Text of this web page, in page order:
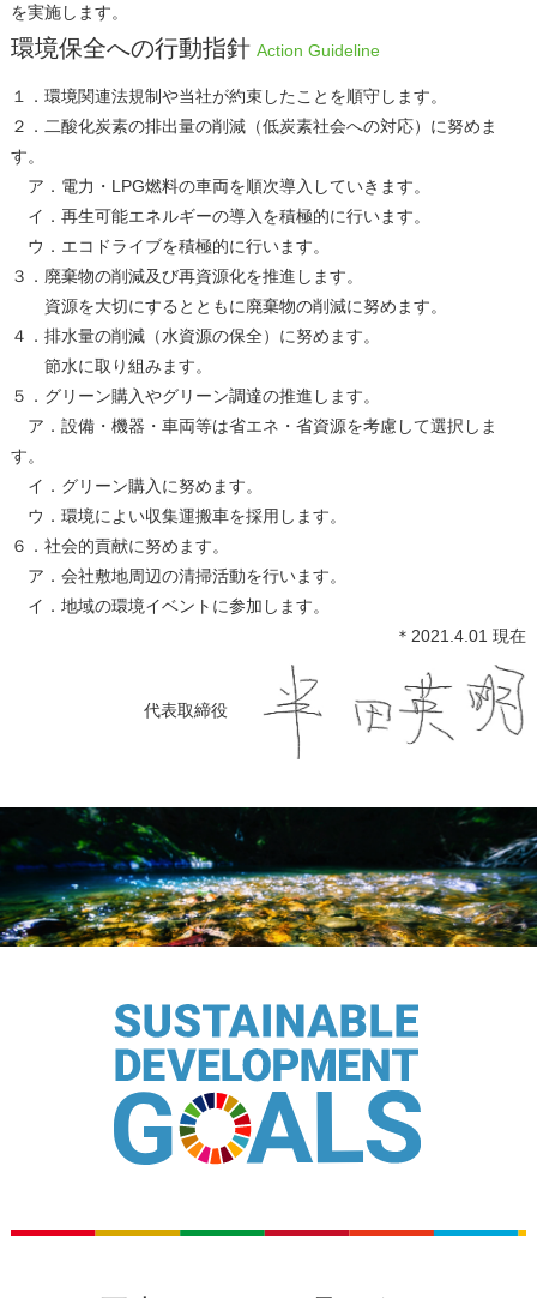
を実施します。
環境保全への行動指針 Action Guideline
１．環境関連法規制や当社が約束したことを順守します。
２．二酸化炭素の排出量の削減（低炭素社会への対応）に努めま
す。
ア．電力・LPG燃料の車両を順次導入していきます。
イ．再生可能エネルギーの導⼊を積極的に行います。
ウ．エコドライブを積極的に行います。
３．廃棄物の削減及び再資源化を推進します。
資源を大切にするとともに廃棄物の削減に努めます。
４．排水量の削減（水資源の保全）に努めます。
節水に取り組みます。
５．グリーン購入やグリーン調達の推進します。
ア．設備・機器・⾞両等は省エネ・省資源を考慮して選択しま
す。
イ．グリーン購入に努めます。
ウ．環境によい収集運搬車を採⽤します。
６．社会的貢献に努めます。
ア．会社敷地周辺の清掃活動を行います。
イ．地域の環境イベントに参加します。
＊2021.4.01 現在
代表取締役